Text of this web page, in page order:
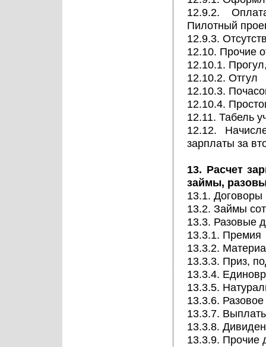
12.9.2.
Пилотный
12.9.3.
12.10. Прочие
12.10.1.
12.10.2. Отгул
12.10.3.
12.10.4.
12.11. Табель
12.12.
зарплаты за
13. Расчет
займы,
13.1. Договоры
13.2. Займы
13.3. Разовые
13.3.1. Премия
13.3.2.
13.3.3. Приз,
13.3.4.
13.3.5.
13.3.6.
13.3.7.
13.3.8.
13.3.9. Прочие